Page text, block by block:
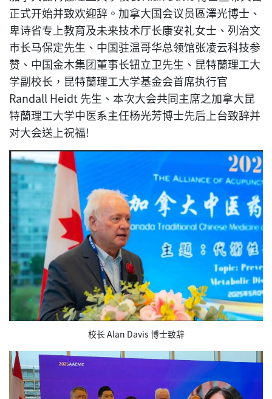
正式开始并致欢迎辞。加拿大国会议员區澤光博士、
卑诗省专上教育及未来技术厅长康安礼女士、列治文
市长马保定先生、中国驻温哥华总领馆张凌云科技参
赞、中国金木集团董事长钮立卫先生、昆特蘭理工大
学副校长，昆特蘭理工大学基金会首席执行官
Randall Heidt 先生、本次大会共同主席之加拿大昆
特蘭理工大学中医系主任杨光芳博士先后上台致辞并
对大会送上祝福!
校长 Alan Davis 博士致辞